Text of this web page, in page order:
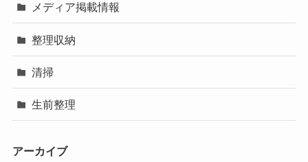
メディア掲載情報
整理収納
清掃
生前整理
アーカイブ